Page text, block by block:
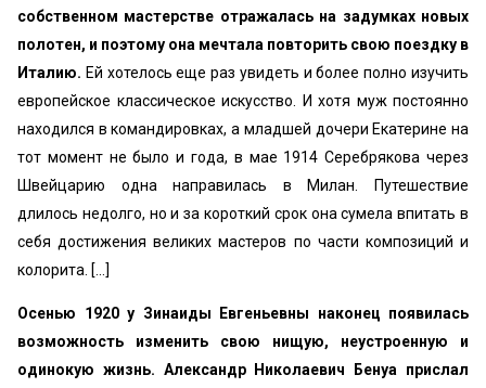
собственном мастерстве отражалась на задумках новых
полотен, и поэтому она мечтала повторить свою поездку в
Италию. Ей хотелось еще раз увидеть и более полно изучить
европейское классическое искусство. И хотя муж постоянно
находился в командировках, а младшей дочери Екатерине на
тот момент не было и года, в мае 1914 Серебрякова через
Швейцарию одна направилась в Милан. Путешествие
длилось недолго, но и за короткий срок она сумела впитать в
себя достижения великих мастеров по части композиций и
колорита. [...]
Осенью 1920 у Зинаиды Евгеньевны наконец появилась
возможность изменить свою нищую, неустроенную и
одинокую жизнь. Александр Николаевич Бенуа прислал